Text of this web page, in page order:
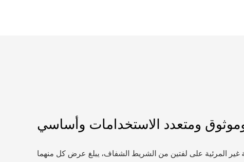
ومتعدد الاستخدامات وأساسي
المرئية على لفتين من الشريط الشفاف، يبلغ عرض كل منهما